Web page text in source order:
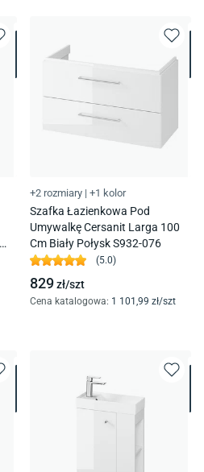
+2 rozmiary | +1 kolor
Szafka Łazienkowa Pod
Umywalkę Cersanit Larga 100
Cm Biały Połysk S932-076
(5.0)
829zł/szt
Cena katalogowa: 1 101 ,99 zł/szt